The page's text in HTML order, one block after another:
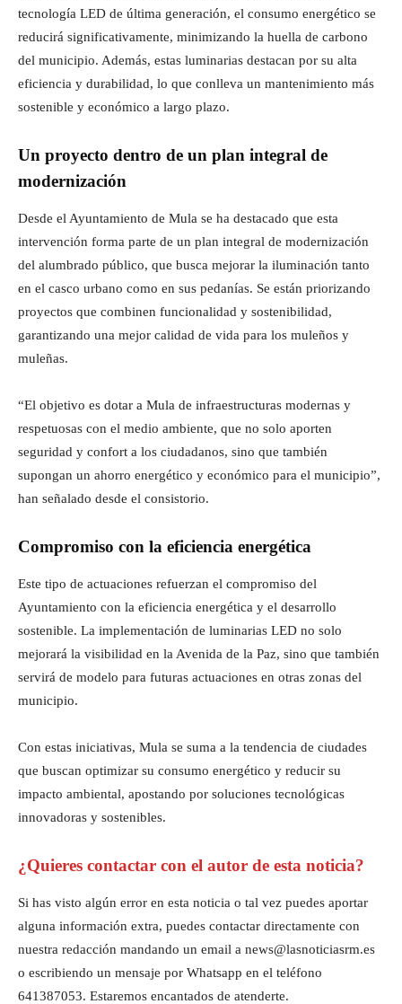
tecnología LED de última generación, el consumo energético se
reducirá significativamente, minimizando la huella de carbono
del municipio. Además, estas luminarias destacan por su alta
eficiencia y durabilidad, lo que conlleva un mantenimiento más
sostenible y económico a largo plazo.
Un proyecto dentro de un plan integral de
modernización
Desde el Ayuntamiento de Mula se ha destacado que esta
intervención forma parte de un plan integral de modernización
del alumbrado público, que busca mejorar la iluminación tanto
en el casco urbano como en sus pedanías. Se están priorizando
proyectos que combinen funcionalidad y sostenibilidad,
garantizando una mejor calidad de vida para los muleños y
muleñas.
“El objetivo es dotar a Mula de infraestructuras modernas y
respetuosas con el medio ambiente, que no solo aporten
seguridad y confort a los ciudadanos, sino que también
supongan un ahorro energético y económico para el municipio”,
han señalado desde el consistorio.
Compromiso con la eficiencia energética
Este tipo de actuaciones refuerzan el compromiso del
Ayuntamiento con la eficiencia energética y el desarrollo
sostenible. La implementación de luminarias LED no solo
mejorará la visibilidad en la Avenida de la Paz, sino que también
servirá de modelo para futuras actuaciones en otras zonas del
municipio.
Con estas iniciativas, Mula se suma a la tendencia de ciudades
que buscan optimizar su consumo energético y reducir su
impacto ambiental, apostando por soluciones tecnológicas
innovadoras y sostenibles.
¿Quieres contactar con el autor de esta noticia?
Si has visto algún error en esta noticia o tal vez puedes aportar
alguna información extra, puedes contactar directamente con
nuestra redacción mandando un email a news@lasnoticiasrm.es
o escribiendo un mensaje por Whatsapp en el teléfono
641387053. Estaremos encantados de atenderte.